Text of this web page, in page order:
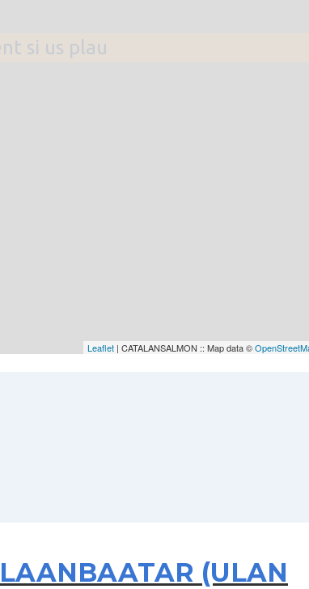
si us plau
Leaflet | CATALANSALMON :: Map data ©
(ULAN